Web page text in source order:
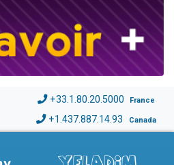
+33.1.80.20.5000 France
+1.437.887.14.93 Canada